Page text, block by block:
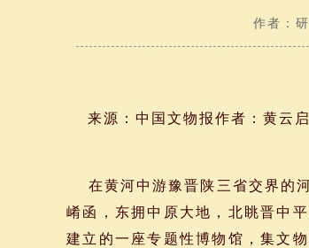
作者：
来源：中国文物报作者：黄云
在黄河中游豫晋陕三省交界的
崤函，东拥中原大地，北眺晋中
建立的一座专题性博物馆，集文